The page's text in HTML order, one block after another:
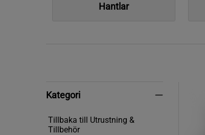
Hantlar
KategoriKategori
Tillbaka till Utrustning &
Tillbehör